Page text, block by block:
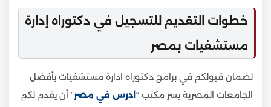
خطوات التقديم للتسجيل في دكتوراه إدارة
مستشفيات بمصر
لضمان قبولكم في برامج دكتوراه ادارة مستشفيات بأفضل
الجامعات المصرية يسر مكتب “ ادرس في مصر” أن يقدم لكم